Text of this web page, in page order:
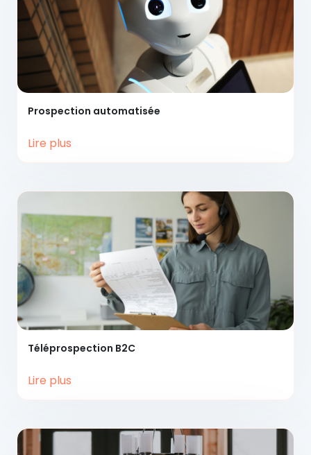
Prospection automatisée
Lire plus
Téléprospection B2C
Lire plus